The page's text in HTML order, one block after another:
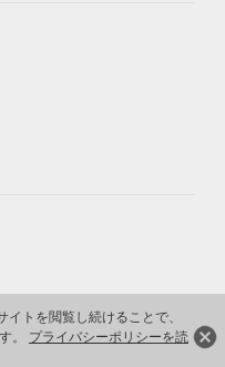
トを閲覧し続けることで、
。 プライバシーポリシーを読
Co., Ltd. All rights reserved.